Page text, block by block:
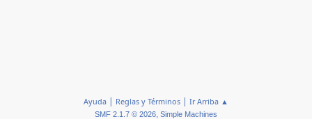
Ayuda | Reglas y Términos | Ir Arriba ▲
SMF 2.1.7 © 2026, Simple Machines